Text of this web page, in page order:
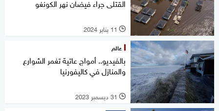
القتلى جراء فيضان نهر الكونغو
l 11 يناير 2024
عالم
بالفيديو.. أمواج عاتية تغمر الشوارع
والمنازل في كاليفورنيا
l 31 ديسمبر 2023